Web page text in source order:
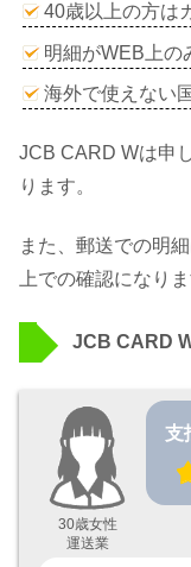
40歳以上の方は
明細がWEB上の
海外で使えない
JCB CARD Wは申
ります。
また、郵送での明
上での確認になりま
JCB CARD
30歳女性
運送業
支